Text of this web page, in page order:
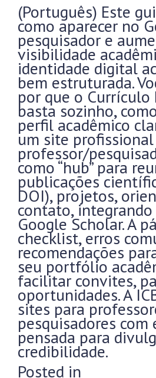
(Português) Este
como aparecer no
pesquisador e
visibilidade
identidade digital
bem estruturada.
por que o Currículo
basta sozinho,
perfil acadêmico
um site
professor/
como “hub” para
publicações
DOI), projetos,
contato, integrando
Google Scholar. A
checklist, erros
recomendações
seu portfólio
facilitar convites,
oportunidades. A
sites para
pesquisadores
pensada para
credibilidade.
Posted in